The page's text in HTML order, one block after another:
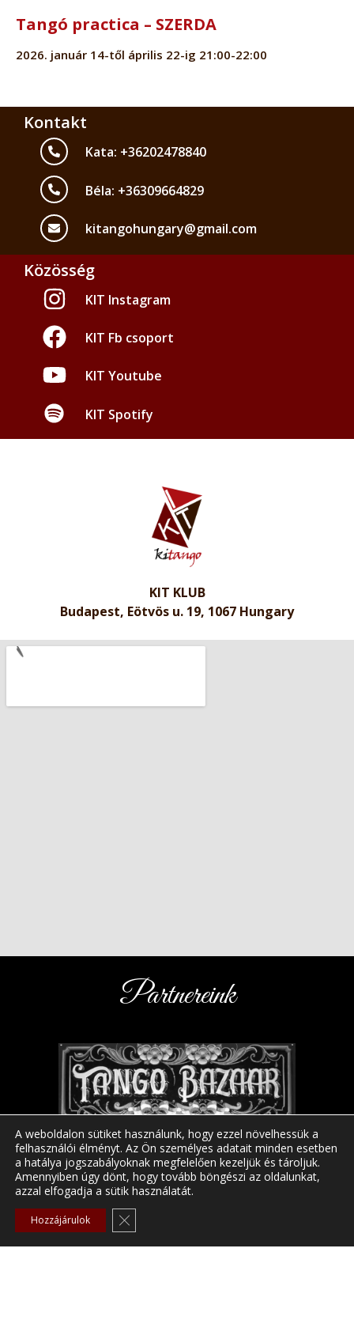
Tangó practica – SZERDA
2026. január 14-től április 22-ig 21:00-22:00
Kontakt
Kata: +36202478840
Béla: +36309664829
kitangohungary@gmail.com
Közösség
KIT Instagram
KIT Fb csoport
KIT Youtube
KIT Spotify
KIT KLUB
Budapest, Eötvös u. 19, 1067 Hungary
Partnereink
A weboldalon sütiket használunk, hogy ezzel növelhessük a
felhasználói élményt. Az Ön személyes adatait minden esetben
a hatálya jogszabályoknak megfelelően kezeljük és tároljuk.
Amennyiben úgy dönt, hogy tovább böngészi az oldalunkat,
azzal elfogadja a sütik használatát.
Hozzájárulok Close GDPR Cookie Banner